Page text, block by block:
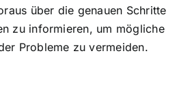
über die genauen Schritte
zu informieren, um mögliche
Probleme zu vermeiden.